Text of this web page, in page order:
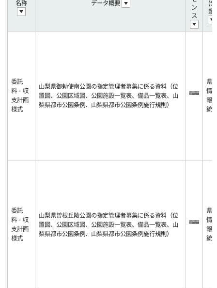
名称 データ概要
ン
ス
(分
類)
委託
料・収
支計画
様式
山梨県御勅使南公園の指定管理者募集に係る資料（位
置図、公園区域図、公園施設一覧表、備品一覧表、山
梨県都市公園条例、山梨県都市公園条例施行規則）
県
情
報
統
委託
料・収
支計画
様式
山梨県曽根丘陵公園の指定管理者募集に係る資料（位
置図、公園区域図、公園施設一覧表、備品一覧表、山
梨県都市公園条例、山梨県都市公園条例施行規則）
県
情
報
統